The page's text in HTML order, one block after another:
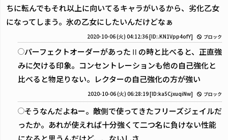
ちに転んでもそれ以上に向いてるキャラがいるから、劣化乙女
になってしまう。氷の乙女にしたいんだけどなぁ
2020-10-06 (火) 04:12:36[ID:.KN1Vpp4ofY] ブロック
パーフェクトオーダーがあったⅡの時と比べると、正直強
みに欠ける印象。コンセントレーションも他の自己強化と
比べると物足りない。レクターの自己強化の方が強い
2020-10-06 (火) 06:28:19[ID:ka5CjxuqiNw] ブロック
そうなんだよねー。敵側で使ってきたフリーズジェイルだ
ったか。あれが使えれば十分強くて二つ名に負けない性能